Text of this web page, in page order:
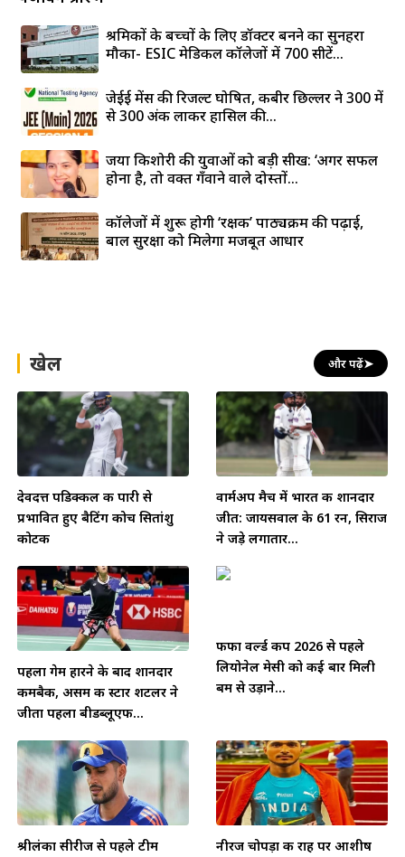
श्रमिकों के बच्चों के लिए डॉक्टर बनने का सुनहरा
मौका- ESIC मेडिकल कॉलेजों में 700 सीटें...
जेईई मेंस की रिजल्ट घोषित, कबीर छिल्लर ने 300 में
से 300 अंक लाकर हासिल की...
जया किशोरी की युवाओं को बड़ी सीख: ‘अगर सफल
होना है, तो वक्त गँवाने वाले दोस्तों...
कॉलेजों में शुरू होगी ‘रक्षक’ पाठ्यक्रम की पढ़ाई,
बाल सुरक्षा को मिलेगा मजबूत आधार
खेल और पढ़ें➤
देवदत्त पडिक्कल की पारी से
प्रभावित हुए बैटिंग कोच सितांशु
कोटक
वार्मअप मैच में भारत की शानदार
जीत: जायसवाल के 61 रन, सिराज
ने जड़े लगातार...
पहला गेम हारने के बाद शानदार
कमबैक, असम की स्टार शटलर ने
जीता पहला बीडब्लूएफ...
फीफा वर्ल्ड कप 2026 से पहले
लियोनेल मेसी को कई बार मिली
बम से उड़ाने...
श्रीलंका सीरीज से पहले टीम
नीरज चोपड़ा की राह पर आशीष